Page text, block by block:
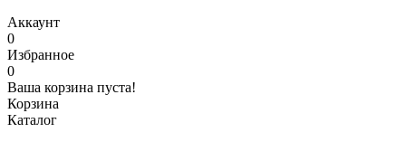
Аккаунт
0
Избранное
0
Ваша корзина пуста!
Корзина
Каталог